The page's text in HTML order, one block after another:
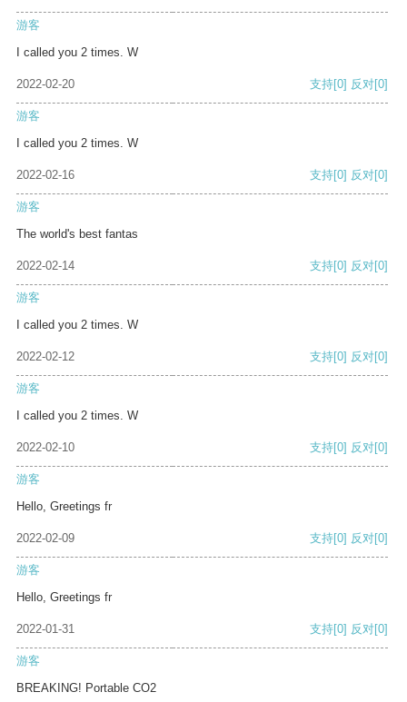
游客
I called you 2 times. W
2022-02-20 支持[0] 反对[0]
游客
I called you 2 times. W
2022-02-16 支持[0] 反对[0]
游客
The world's best fantas
2022-02-14 支持[0] 反对[0]
游客
I called you 2 times. W
2022-02-12 支持[0] 反对[0]
游客
I called you 2 times. W
2022-02-10 支持[0] 反对[0]
游客
Hello, Greetings fr
2022-02-09 支持[0] 反对[0]
游客
Hello, Greetings fr
2022-01-31 支持[0] 反对[0]
游客
BREAKING! Portable CO2